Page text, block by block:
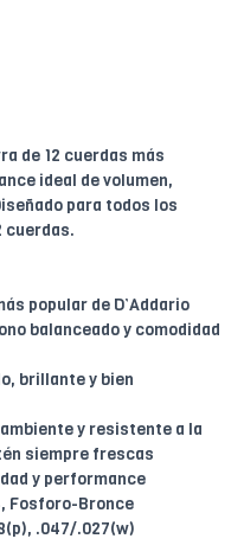
de 12 cuerdas más
ideal de volumen,
para todos los
cuerdas.
popular de D’Addario
balanceado y comodidad
brillante y bien
y resistente a la
siempre frescas
y performance
Fosforo-Bronce
.047/.027(w)